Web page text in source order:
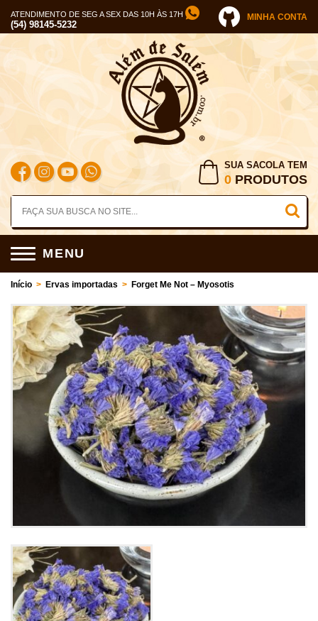
ATENDIMENTO DE SEG A SEX DAS 10H ÀS 17H
(54) 98145-5232
MINHA CONTA
SUA SACOLA TEM
0 PRODUTOS
MENU
Início > Ervas importadas > Forget Me Not – Myosotis